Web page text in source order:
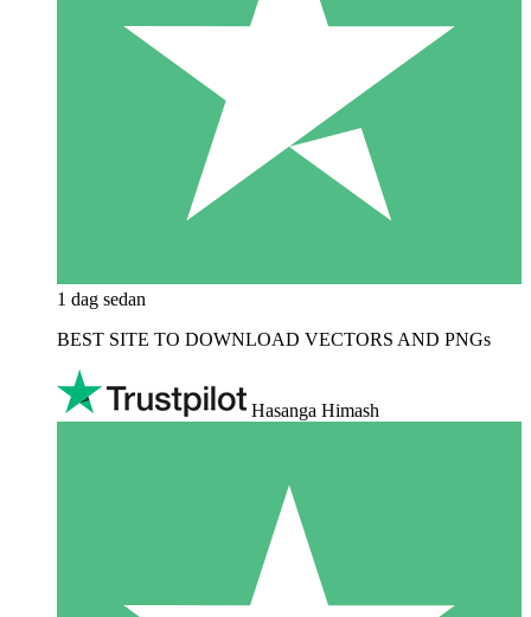
1 dag sedan
BEST SITE TO DOWNLOAD VECTORS AND PNGs
Hasanga Himash